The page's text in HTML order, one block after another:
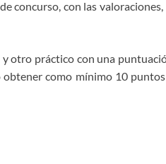
concurso, con las
otro práctico con una
como mínimo 10